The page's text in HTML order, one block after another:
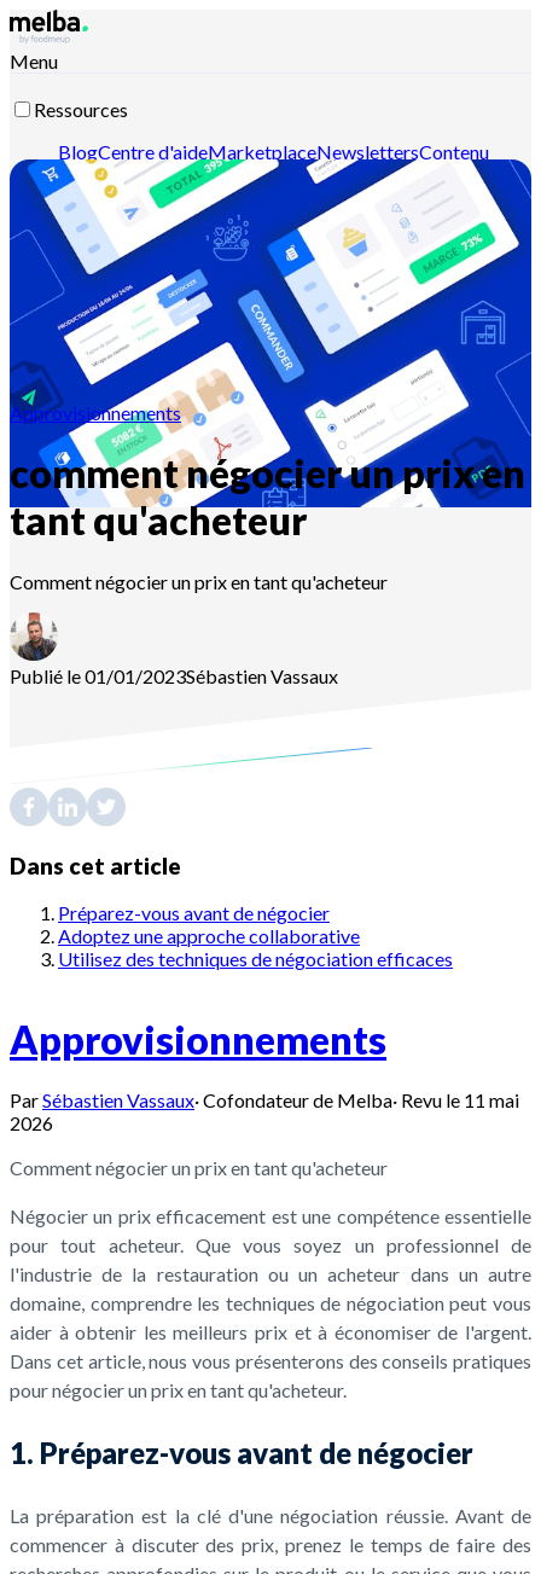
Menu
Ressources
BlogCentre d'aideMarketplaceNewslettersContenu
intelligentDocumentation APIDocumentation MCP
Contactez-nousDécouvrir melba
Approvisionnements
comment négocier un prix en
tant qu'acheteur
Comment négocier un prix en tant qu'acheteur
Publié le 01/01/2023SébastienVassaux
Dans cet article
Préparez-vous avant de négocier
Adoptez une approche collaborative
Utilisez des techniques de négociation efficaces
Approvisionnements
ParSébastien Vassaux·Cofondateur de Melba· Revu le 11 mai
2026
Comment négocier un prix en tant qu'acheteur
Négocier un prix efficacement est une compétence essentielle
pour tout acheteur. Que vous soyez un professionnel de
l'industrie de la restauration ou un acheteur dans un autre
domaine, comprendre les techniques de négociation peut vous
aider à obtenir les meilleurs prix et à économiser de l'argent.
Dans cet article, nous vous présenterons des conseils pratiques
pour négocier un prix en tant qu'acheteur.
1. Préparez-vous avant de négocier
La préparation est la clé d'une négociation réussie. Avant de
commencer à discuter des prix, prenez le temps de faire des